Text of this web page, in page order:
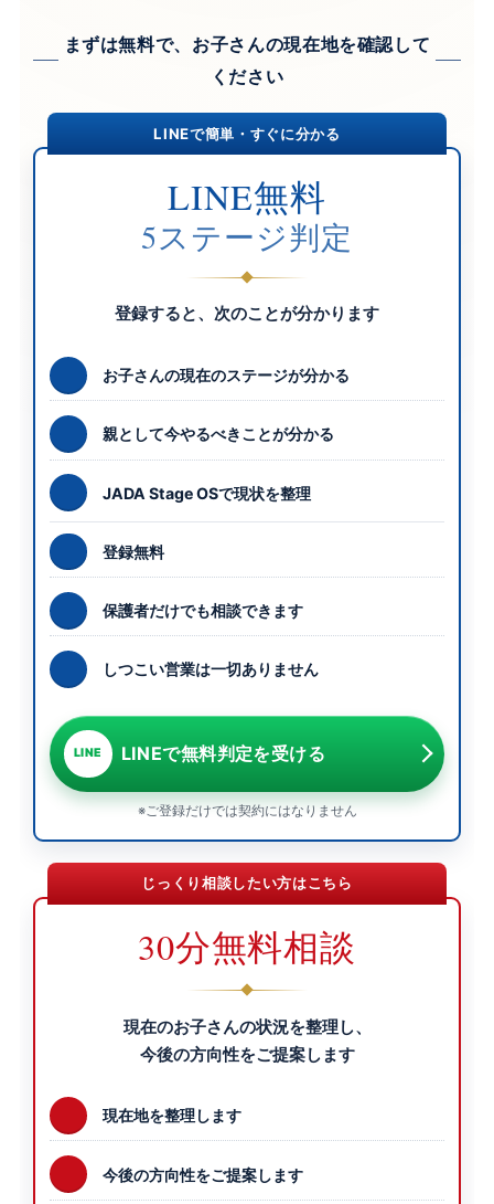
まずは無料で、お子さんの現在地を確認して
ください
LINEで簡単・すぐに分かる
LINE無料
5ステージ判定
登録すると、次のことが分かります
お子さんの現在のステージが分かる
親として今やるべきことが分かる
JADA Stage OSで現状を整理
登録無料
保護者だけでも相談できます
しつこい営業は一切ありません
LINE LINEで無料判定を受ける
※ご登録だけでは契約にはなりません
じっくり相談したい方はこちら
30分無料相談
現在のお子さんの状況を整理し、
今後の方向性をご提案します
現在地を整理します
今後の方向性をご提案します